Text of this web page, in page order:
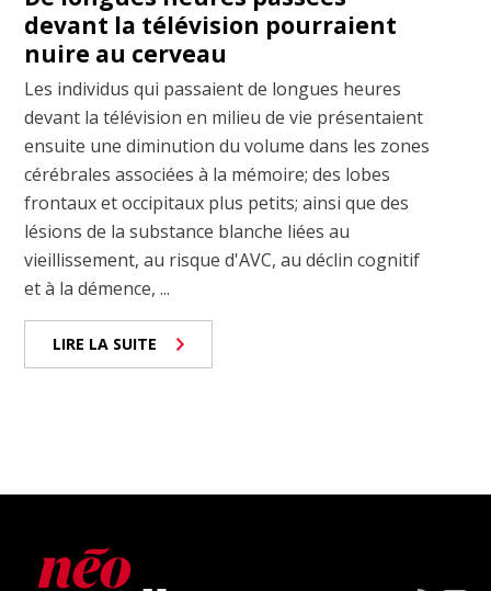
devant la télévision pourraient
nuire au cerveau
Les individus qui passaient de longues heures
devant la télévision en milieu de vie présentaient
ensuite une diminution du volume dans les zones
cérébrales associées à la mémoire; des lobes
frontaux et occipitaux plus petits; ainsi que des
lésions de la substance blanche liées au
vieillissement, au risque d'AVC, au déclin cognitif
et à la démence, ...
LIRE LA SUITE